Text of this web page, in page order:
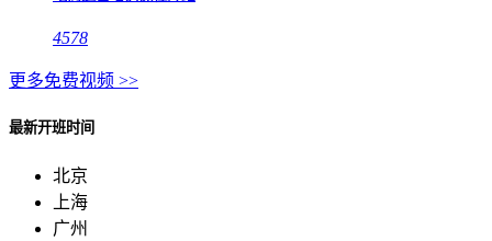
4578
更多免费视频 >>
最新开班时间
北京
上海
广州